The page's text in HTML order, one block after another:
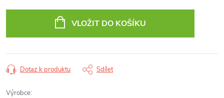
VLOŽIT DO KOŠÍKU
Dotaz k produktu Sdílet
Výrobce: